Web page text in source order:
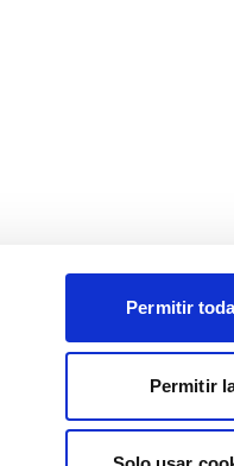
Permitir
Permitir